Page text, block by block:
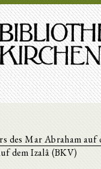
des Mar Abraham auf
dem Izalâ (BKV)